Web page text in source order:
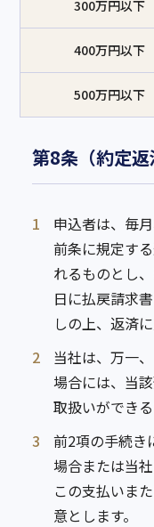
300万円以下
400万円以下
500万円以下
第8条（約定返
1
申込者は、毎
前条に規定す
れるものとし
日に払戻請求
しの上、返済
2
当社は、万一
場合には、当
取扱いができる
3
前2項の手続き
場合または当
この支払いま
意とします。